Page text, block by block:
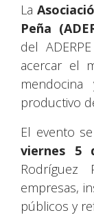
La
Peña
del
acercar el
productivo
El evento
viernes 5
empresas,
públicos y